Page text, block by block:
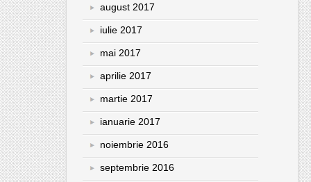
august 2017
iulie 2017
mai 2017
aprilie 2017
martie 2017
ianuarie 2017
noiembrie 2016
septembrie 2016